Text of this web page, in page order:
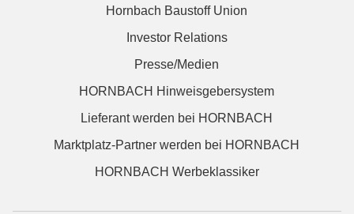
Hornbach Baustoff Union
Investor Relations
Presse/Medien
HORNBACH Hinweisgebersystem
Lieferant werden bei HORNBACH
Marktplatz-Partner werden bei HORNBACH
HORNBACH Werbeklassiker